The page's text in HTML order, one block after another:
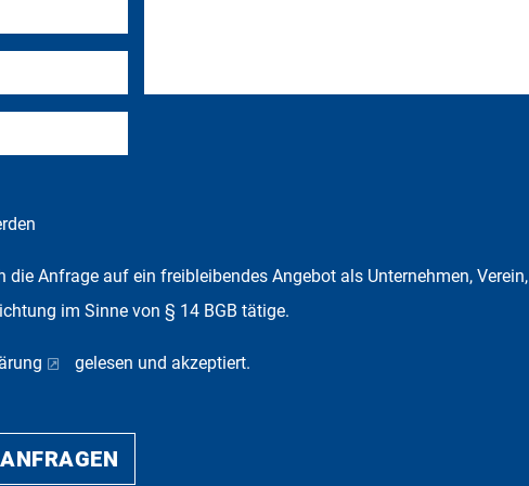
die Anfrage auf ein freibleibendes Angebot als Unternehmen, Verein,
im Sinne von § 14 BGB tätige.
gelesen und akzeptiert.